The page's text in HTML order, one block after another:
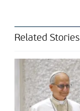
Related Stories